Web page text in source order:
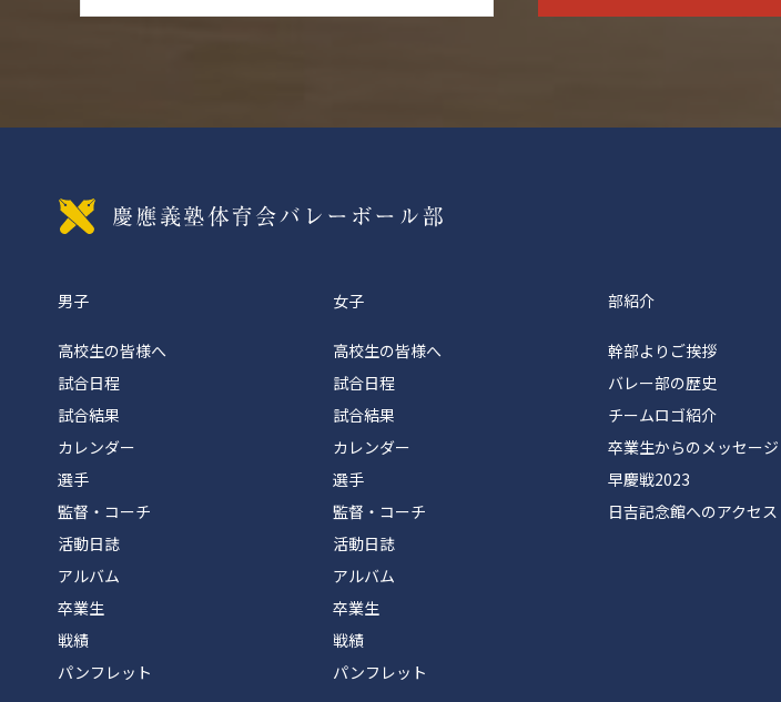
男子
高校生の皆様へ
試合日程
試合結果
カレンダー
選手
監督・コーチ
活動日誌
アルバム
卒業生
戦績
パンフレット
女子
高校生の皆様へ
試合日程
試合結果
カレンダー
選手
監督・コーチ
活動日誌
アルバム
卒業生
戦績
パンフレット
部紹介
幹部よりご挨拶
バレー部の歴史
チームロゴ紹介
卒業生からのメッセージ
早慶戦2023
日吉記念館へのアクセス